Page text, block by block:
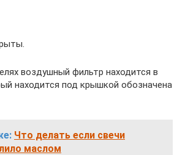
воздушный фильтр находится в
находится под крышкой обозначена
Что делать если свечи
маслом